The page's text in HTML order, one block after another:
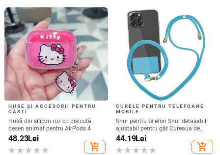
HUSE ȘI ACCESORII PENTRU
CĂȘTI
Husă din silicon roz cu pisicuță
desen animat pentru AirPods 4
48.23Lei
add_shopping_cart
CURELE PENTRU TELEFOANE
MOBILE
Snur pentru telefon Snur detașabil
ajustabil pentru gât Cureaua de
șnur pentru accesorii pentru telefon
mobil Snur pentru telefon mobil
Curele universale pentru gât
44.19Lei
add_shopping_cart